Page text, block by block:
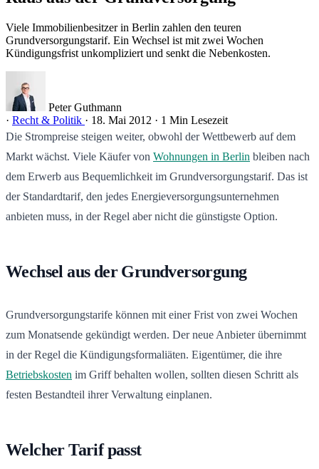
Viele Immobilienbesitzer in Berlin zahlen den teuren
Grundversorgungstarif. Ein Wechsel ist mit zwei Wochen
Kündigungsfrist unkompliziert und senkt die Nebenkosten.
Peter Guthmann
· Recht & Politik · 18. Mai 2012 · 1 Min Lesezeit
Die Strompreise steigen weiter, obwohl der Wettbewerb auf dem
Markt wächst. Viele Käufer von Wohnungen in Berlin bleiben nach
dem Erwerb aus Bequemlichkeit im Grundversorgungstarif. Das ist
der Standardtarif, den jedes Energieversorgungsunternehmen
anbieten muss, in der Regel aber nicht die günstigste Option.
Wechsel aus der Grundversorgung
Grundversorgungstarife können mit einer Frist von zwei Wochen
zum Monatsende gekündigt werden. Der neue Anbieter übernimmt
in der Regel die Kündigungsformaliäten. Eigentümer, die ihre
Betriebskosten im Griff behalten wollen, sollten diesen Schritt als
festen Bestandteil ihrer Verwaltung einplanen.
Welcher Tarif passt